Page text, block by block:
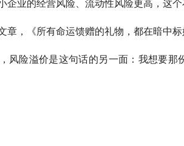
企业的经营风险、流动性风险更高，这
章，《所有命运馈赠的礼物，都在暗中标
风险溢价是这句话的另一面：我想要